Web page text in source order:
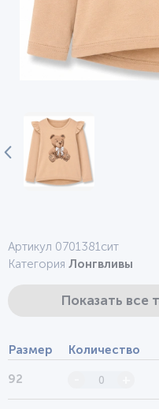
Артикул 0701381сит
Категория Лонгвливы
Показать все
Размер Количество
92